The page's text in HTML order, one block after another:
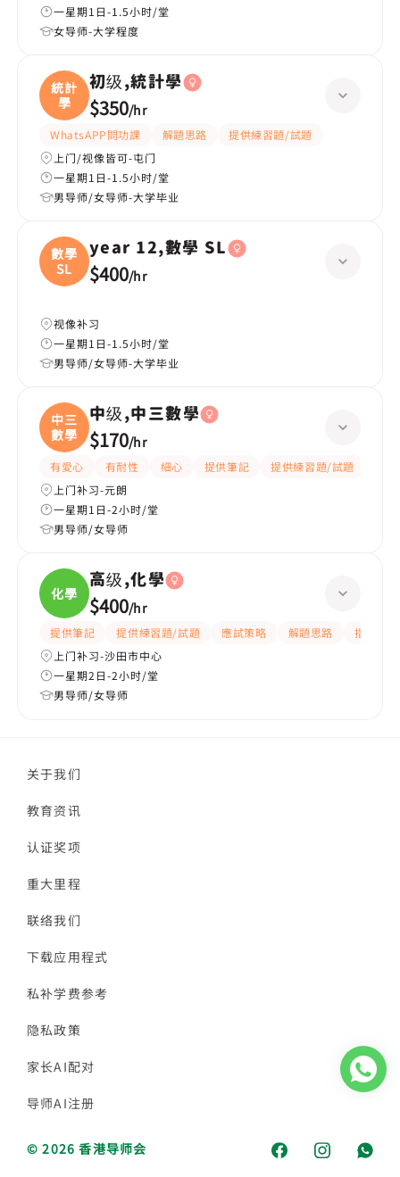
一星期1日-1.5小时/堂
女导师-大学程度
統計
學
初级,統計學
$350/hr
WhatsAPP問功課 解題思路
提供練習題/試題
上门/视像皆可-屯门
一星期1日-1.5小时/堂
男导师/女导师-大学毕业
數學
SL
year 12,數學 SL
$400/hr
视像补习
一星期1日-1.5小时/堂
男导师/女导师-大学毕业
中三
數學
中级,中三數學
$170/hr
有愛心 有耐性 細心 提供筆記 提供練習題/試題
上门补习-元朗
一星期1日-2小时/堂
男导师/女导师
化學
高级,化學
$400/hr
提供筆記 提供練習題/試題 應試策略 解題思路
指導功課
上门补习-沙田市中心
一星期2日-2小时/堂
男导师/女导师
关于我们
教育资讯
认证奖项
重大里程
联络我们
下载应用程式
私补学费参考
隐私政策
家长AI配对
导师AI注册
© 2026 香港导师会